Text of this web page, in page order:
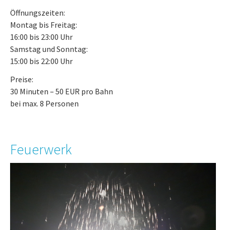
Öffnungszeiten:
Montag bis Freitag:
16:00 bis 23:00 Uhr
Samstag und Sonntag:
15:00 bis 22:00 Uhr
Preise:
30 Minuten – 50 EUR pro Bahn
bei max. 8 Personen
Feuerwerk